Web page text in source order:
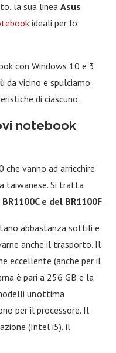
la sua lineaAsus
ideali per lo
con Windows 10 e 3
da vicino e spulciamo
di ciascuno.
notebook
vanno ad arricchire
taiwanese. Si tratta
e del BR1100F.
abbastanza sottili e
anche il trasporto. Il
eccellente (anche per il
è pari a 256 GB e la
un’ottima
per il processore. Il
(Intel i5), il